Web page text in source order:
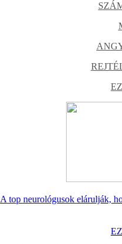
A top neurológusok elárulják,